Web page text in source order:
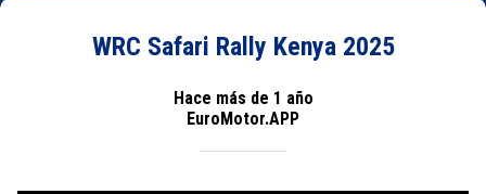
WRC Safari Rally Kenya 2025
Hace más de 1 año
EuroMotor.APP